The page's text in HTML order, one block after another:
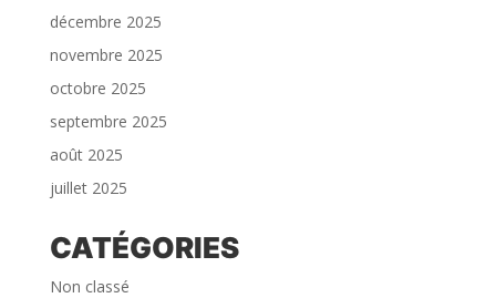
décembre 2025
novembre 2025
octobre 2025
septembre 2025
août 2025
juillet 2025
CATÉGORIES
Non classé